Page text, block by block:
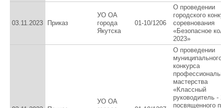
03.11.2023 Приказ
УО ОА
города
Якутска
01-10/1206
О проведении
городского
соревнования
«Безопасное
2023»
УО ОА
О проведении
конкурса
мастерства
«Классный
руководитель -
посвященного